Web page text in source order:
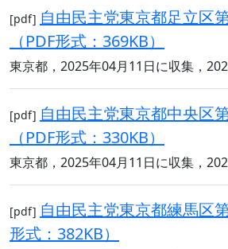
[pdf] 自由民主党東京都足立区
（PDF形式：369KB）
東京都，2025年04月11日に収集，
[pdf] 自由民主党東京都中央区
（PDF形式：330KB）
東京都，2025年04月11日に収集，
[pdf] 自由民主党東京都練馬区
形式：382KB）